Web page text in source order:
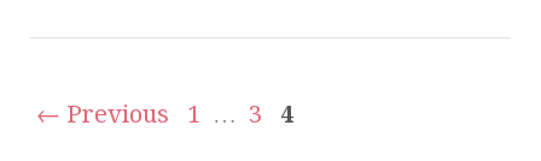
← Previous 1 … 3 4